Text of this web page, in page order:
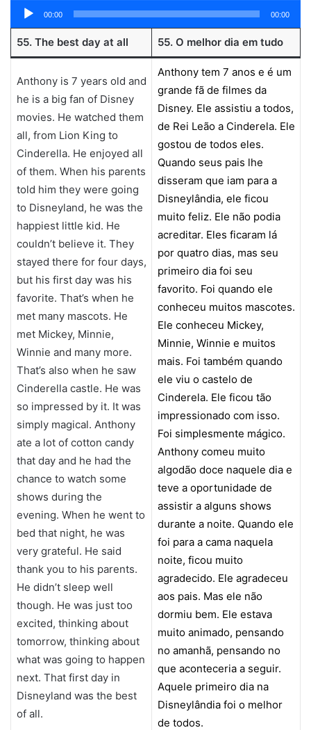
Tocador
de
áudio
00:00 00:00
55. The best day at all 55. O melhor dia em tudo
Anthony is 7 years old and
he is a big fan of Disney
movies. He watched them
all, from Lion King to
Cinderella. He enjoyed all
of them. When his parents
told him they were going
to Disneyland, he was the
happiest little kid. He
couldn’t believe it. They
stayed there for four days,
but his first day was his
favorite. That’s when he
met many mascots. He
met Mickey, Minnie,
Winnie and many more.
That’s also when he saw
Cinderella castle. He was
so impressed by it. It was
simply magical. Anthony
ate a lot of cotton candy
that day and he had the
chance to watch some
shows during the
evening. When he went to
bed that night, he was
very grateful. He said
thank you to his parents.
He didn’t sleep well
though. He was just too
excited, thinking about
tomorrow, thinking about
what was going to happen
next. That first day in
Disneyland was the best
of all.
Anthony tem 7 anos e é um
grande fã de filmes da
Disney. Ele assistiu a todos,
de Rei Leão a Cinderela. Ele
gostou de todos eles.
Quando seus pais lhe
disseram que iam para a
Disneylândia, ele ficou
muito feliz. Ele não podia
acreditar. Eles ficaram lá
por quatro dias, mas seu
primeiro dia foi seu
favorito. Foi quando ele
conheceu muitos mascotes.
Ele conheceu Mickey,
Minnie, Winnie e muitos
mais. Foi também quando
ele viu o castelo de
Cinderela. Ele ficou tão
impressionado com isso.
Foi simplesmente mágico.
Anthony comeu muito
algodão doce naquele dia e
teve a oportunidade de
assistir a alguns shows
durante a noite. Quando ele
foi para a cama naquela
noite, ficou muito
agradecido. Ele agradeceu
aos pais. Mas ele não
dormiu bem. Ele estava
muito animado, pensando
no amanhã, pensando no
que aconteceria a seguir.
Aquele primeiro dia na
Disneylândia foi o melhor
de todos.